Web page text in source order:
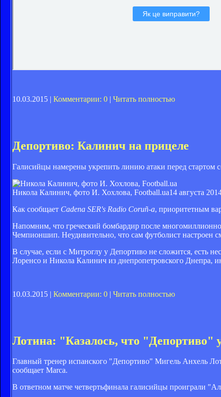
10.03.2015 | Комментарии: 0 | Читать полностью
Депортиво: Калинич на прицеле
Галисийцы намерены укрепить линию атаки перед стартом
Никола Калинич, фото И. Хохлова, Football.ua14 августа
Как сообщает Cadena SER's Radio Coruñ-a, приоритетным
Напомним, что греческий бомбардир после
Чемпионшип. Неудивительно, что сам футболист настроен
В случае, если с Митроглу у Депортиво не сложится, есть
Лоренсо и Никола Калинич из днепропетровского Днепра,
10.03.2015 | Комментарии: 0 | Читать полностью
Лотина: "Казалось, что "Депортиво"
Главный тренер испанского "Депортиво" Мигель Анхель
сообщает Marca.
В ответном матче четвертьфинала галисийцы проиграли